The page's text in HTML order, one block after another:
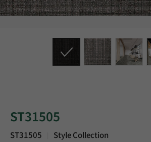
ST31505
ST31505 Style Collection